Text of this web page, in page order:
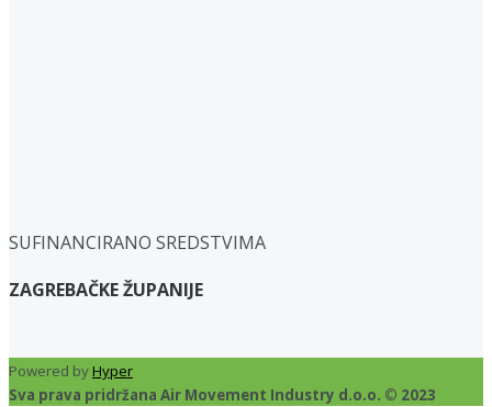
SUFINANCIRANO SREDSTVIMA
ZAGREBAČKE ŽUPANIJE
Powered byHyper
Sva prava pridržana Air Movement Industry d.o.o. © 2023